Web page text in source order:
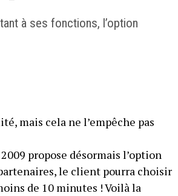
à ses fonctions, l’option
mais cela ne l’empêche pas
propose désormais l’option
le client pourra choisir
de 10 minutes ! Voilà la